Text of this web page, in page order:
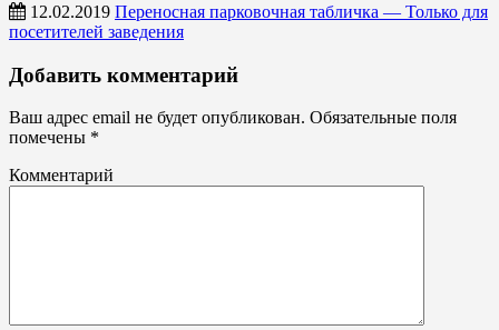
12.02.2019 Переносная парковочная табличка — Только для
посетителей заведения
Таблички
для
парковки
Добавить комментарий
Ваш адрес email не будет опубликован. Обязательные поля
помечены *
Комментарий